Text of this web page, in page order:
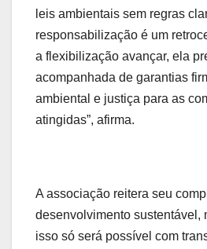
leis ambientais sem regras
responsabilização é um
a flexibilização avançar, ela
acompanhada de garantias
ambiental e justiça para as
atingidas”, afirma.
A associação reitera seu
desenvolvimento sustentável,
isso só será possível com